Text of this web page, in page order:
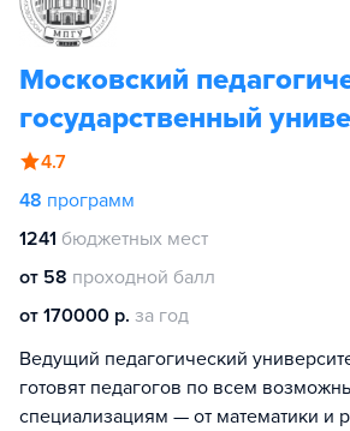
Московский
государственный
4.7
48 программ
1241 бюджетных мест
от 58 проходной балл
от 170000 р. за год
Ведущий педагогический
готовят педагогов по всем
специализациям — от математики и